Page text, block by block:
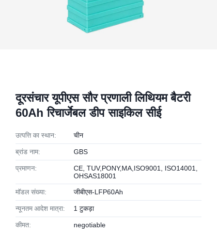
दूरसंचार यूपीएस सौर प्रणाली लिथियम बैटरी
60Ah रिचार्जेबल डीप साइकिल सीई
उत्पत्ति का स्थान: चीन
ब्रांड नाम: GBS
प्रमाणन:
CE, TUV,PONY,MA,ISO9001, ISO14001,
OHSAS18001
मॉडल संख्या: जीबीएस-LFP60Ah
न्यूनतम आदेश मात्रा: 1 टुकड़ा
कीमत: negotiable